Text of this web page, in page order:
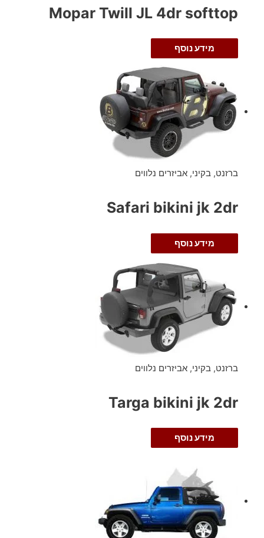
Mopar Twill JL 4dr softtop
מידע נוסף
ברזנט, בקיני, אביזרים נלווים
Safari bikini jk 2dr
מידע נוסף
ברזנט, בקיני, אביזרים נלווים
Targa bikini jk 2dr
מידע נוסף